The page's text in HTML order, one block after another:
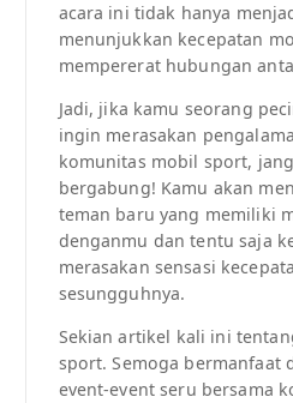
acara ini tidak hanya
menunjukkan kecepatan
mempererat hubungan
Jadi, jika kamu seorang
ingin merasakan
komunitas mobil sport,
bergabung! Kamu akan
teman baru yang memiliki
denganmu dan tentu saja
merasakan sensasi
sesungguhnya.
Sekian artikel kali ini
sport. Semoga bermanfaat
event-event seru bersama